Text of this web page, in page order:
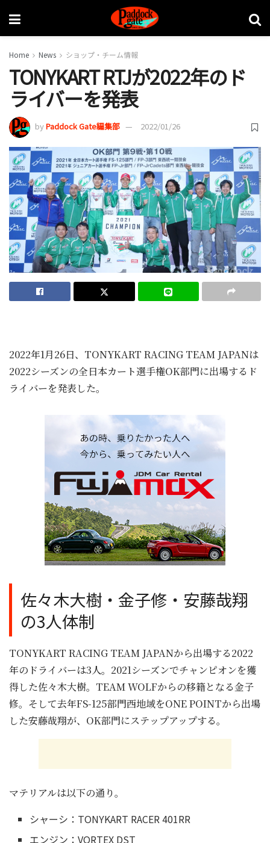
Home News ショップ・チーム情報
TONYKART RTJが2022年のド
ライバーを発表
byPaddock Gate編集部 2022/01/26
2022年1月26日、TONYKART RACING TEAM JAPANは
2022シーズンの全日本カート選手権OK部門に出場するド
ライバーを発表した。
佐々木大樹・金子修・安藤哉翔
の3人体制
TONYKART RACING TEAM JAPANから出場する2022
年のドライバーは3人。2021シーズンでチャンピオンを獲
得した佐々木大樹。TEAM WOLFからの移籍となる金子
修。そして去年FS-125部門西地域をONE POINTから出場
した安藤哉翔が、OK部門にステップアップする。
マテリアルは以下の通り。
シャーシ：TONYKART RACER 401RR
エンジン：VORTEX DST